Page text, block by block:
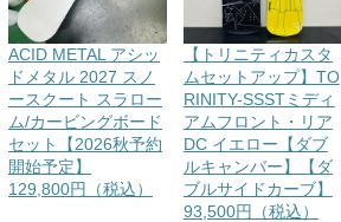
ACID METAL アシッ
ドメタル 2027 スノ
ースクート スラロー
ム/カービングボード
セット【2026秋予約
開始予定】
129,800円（税込）
【トリニティカスタ
ムセットアップ】TO
RINITY-SSSTミディ
アムフロント・リア
DC イエロー【ダブ
ルキャンバー】【ダ
ブルサイドカーブ】
93,500円（税込）